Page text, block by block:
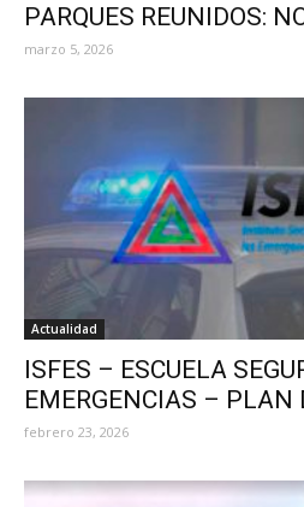
PARQUES REUNIDOS:
marzo 5, 2026
Actualidad
ISFES – ESCUELA
EMERGENCIAS – PLAN
febrero 23, 2026